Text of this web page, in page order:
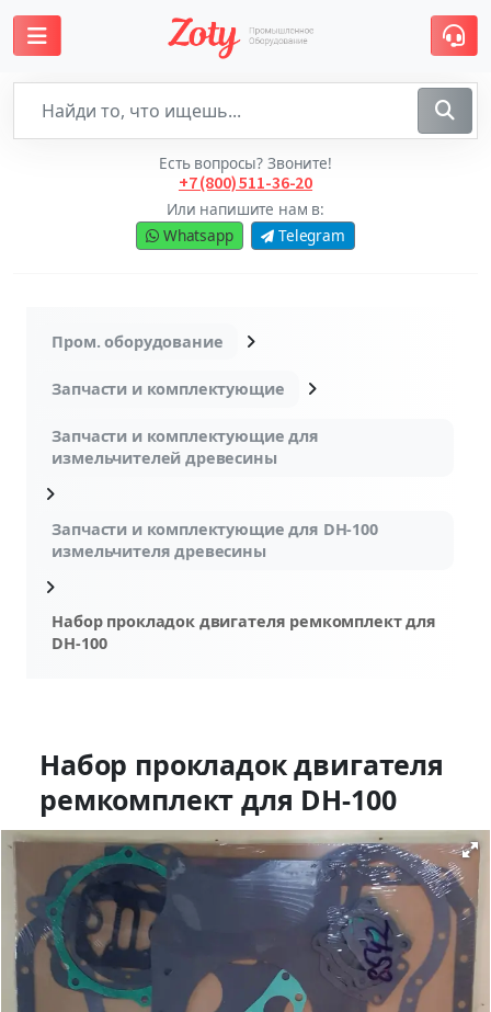
Есть вопросы? Звоните!
+7 (800) 511-36-20
Или напишите нам в:
Whatsapp
Telegram
Пром. оборудование
Запчасти и комплектующие
Запчасти и комплектующие для
измельчителей древесины
Запчасти и комплектующие для DH-100
измельчителя древесины
Набор прокладок двигателя ремкомплект для
DH-100
Набор прокладок двигателя
ремкомплект для DH-100